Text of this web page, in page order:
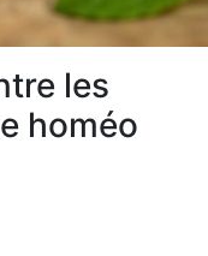
les
homéo